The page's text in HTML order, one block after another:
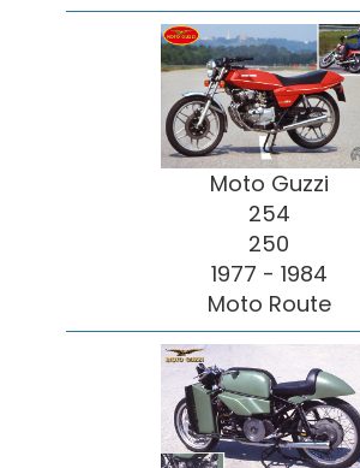
Moto Guzzi
254
250
1977 - 1984
Moto Route